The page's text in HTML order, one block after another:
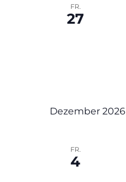
FR.
27
Dezember 2026
FR.
4